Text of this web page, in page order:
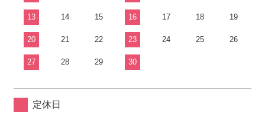
13 14 15 16 17 18 19
20 21 22 23 24 25 26
27 28 29 30
定休日